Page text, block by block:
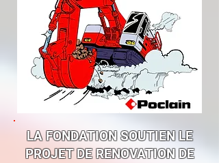
LA FONDATION SOUTIEN LE
PROJET DE RENOVATION DE